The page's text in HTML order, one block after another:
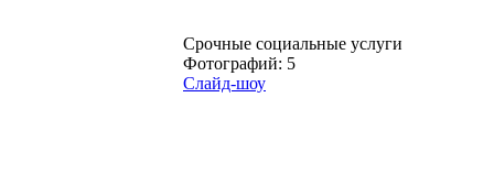
Срочные социальные услуги
Фотографий: 5
Слайд-шоу